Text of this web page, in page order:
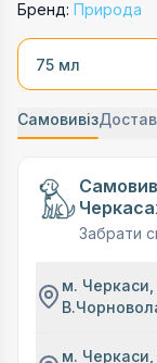
Бренд: Природа
75 мл
Самовивіз
Забрати
м. Черкаси,
м. Черкаси,